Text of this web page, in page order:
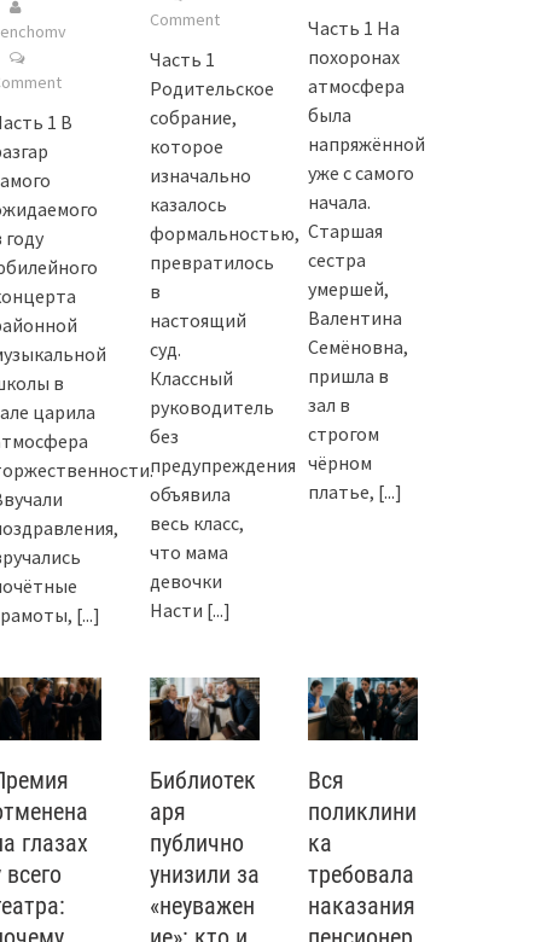
1 В
году
в
царила
[...]
Comment
Часть 1
Родительское
собрание,
которое
изначально
казалось
формальностью,
превратилось
в
настоящий
суд.
Классный
руководитель
без
предупреждения
объявила
весь класс,
что мама
девочки
Насти [...]
Часть 1 На
похоронах
атмосфера
была
напряжённой
уже с самого
начала.
Старшая
сестра
умершей,
Валентина
Семёновна,
пришла в
зал в
строгом
чёрном
платье, [...]
глазах
всего
Библиотек
аря
публично
унизили за
«неуважен
Вся
поликлини
ка
требовала
наказания